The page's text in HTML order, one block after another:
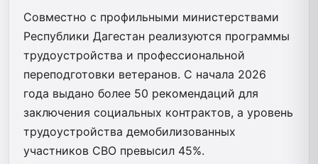
Совместно с профильными министерствами
Республики Дагестан реализуются программы
трудоустройства и профессиональной
переподготовки ветеранов. С начала 2026
года выдано более 50 рекомендаций для
заключения социальных контрактов, а уровень
трудоустройства демобилизованных
участников СВО превысил 45%.